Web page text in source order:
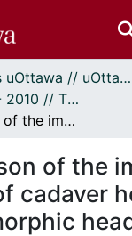
Thèses uOttawa // uOttawa Theses
Thèses, 1910 - 2010 // Theses, 1910 - 2010
A comparison of the impact response of cadaver heads and anthropomorphic headforms.
of the
cadaver